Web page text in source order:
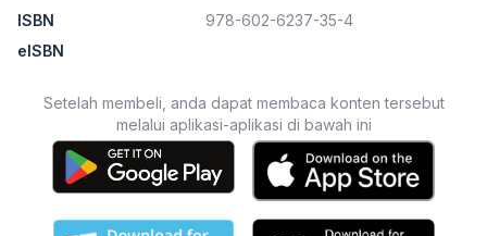
ISBN
978-602-6237-35-4
eISBN
Setelah membeli, anda dapat membaca konten tersebut
melalui aplikasi-aplikasi di bawah ini